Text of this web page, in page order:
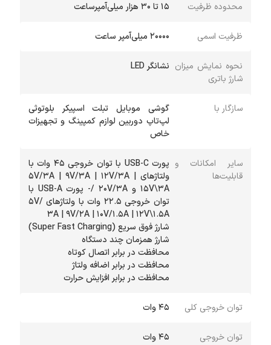
محدوده ظرفیت ۱۵ تا ۳۰ هزار میلی‌آمپر‌ساعت
ظرفیت اسمی 20000 میلی‌آمپر ساعت
نحوه نمایش میزان
شارژ باتری
نشانگر LED
سازگار با
گوشی موبایل تبلت اسپیکر بلوتوثی
لپ‌تاپ دوربین لوازم کمپینگ و تجهیزات
خاص
سایر امکانات و
قابلیت‌ها
پورت USB-C با توان خروجی ۴۵ وات با
ولتاژهای ۵V/۳A | ۹V/۳A | ۱۲V/۳A |
۱۵V\۳A و ۲۰V/۳A /- پورت USB-A با
توان خروجی ۲۲.۵ وات با ولتاژهای ۵V/
۳A | ۹V/۲A | ۱۰V/۱.۵A | ۱۲V\۱.۵A
شارژ فوق سریع (Super Fast Charging)
شارژ همزمان چند دستگاه
محافظت در برابر اتصال کوتاه
محافظت در برابر اضافه ولتاژ
محافظت در برابر افزایش حرارت
توان خروجی کلی ۴۵ وات
توان خروجی ۴۵ وات